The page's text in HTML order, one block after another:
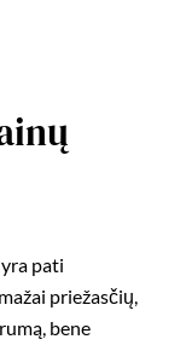
pati
priežasčių,
bene